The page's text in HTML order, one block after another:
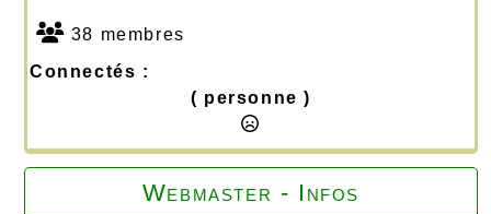
38 membres
Connectés :
( personne )
Webmaster - Infos